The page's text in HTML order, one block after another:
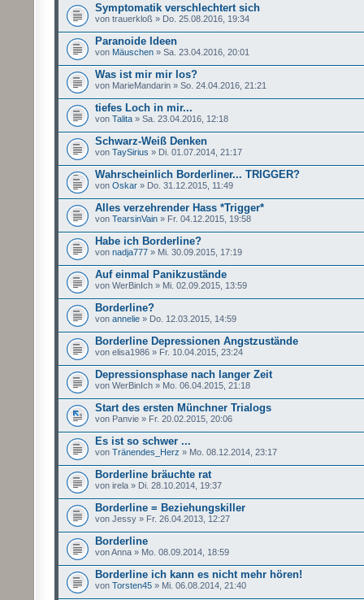
Symptomatik verschlechtert sich
von trauerkloß » Do. 25.08.2016, 19:34
Paranoide Ideen
von Mäuschen » Sa. 23.04.2016, 20:01
Was ist mir mir los?
von MarieMandarin » So. 24.04.2016, 21:21
tiefes Loch in mir...
von Talita » Sa. 23.04.2016, 12:18
Schwarz-Weiß Denken
von TaySirius » Di. 01.07.2014, 21:17
Wahrscheinlich Borderliner... TRIGGER?
von Oskar » Do. 31.12.2015, 11:49
Alles verzehrender Hass *Trigger*
von TearsinVain » Fr. 04.12.2015, 19:58
Habe ich Borderline?
von nadja777 » Mi. 30.09.2015, 17:19
Auf einmal Panikzustände
von WerBinIch » Mi. 02.09.2015, 13:59
Borderline?
von annelie » Do. 12.03.2015, 14:59
Borderline Depressionen Angstzustände
von elisa1986 » Fr. 10.04.2015, 23:24
Depressionsphase nach langer Zeit
von WerBinIch » Mo. 06.04.2015, 21:18
Start des ersten Münchner Trialogs
von Panvie » Fr. 20.02.2015, 20:06
Es ist so schwer ...
von Tränendes_Herz » Mo. 08.12.2014, 23:17
Borderline bräuchte rat
von irela » Di. 28.10.2014, 19:37
Borderline = Beziehungskiller
von Jessy » Fr. 26.04.2013, 12:27
Borderline
von Anna » Mo. 08.09.2014, 18:59
Borderline ich kann es nicht mehr hören!
von Torsten45 » Mi. 06.08.2014, 21:40